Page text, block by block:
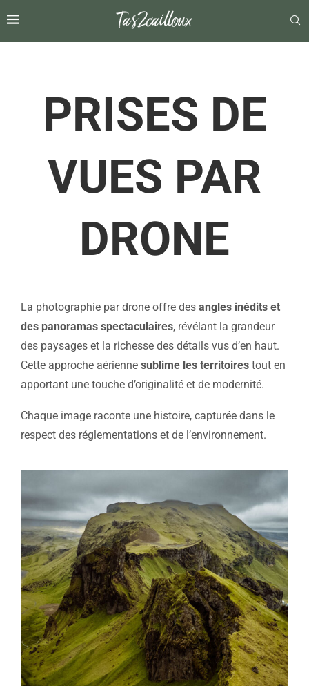
PRISES DE
VUES PAR
DRONE
La photographie par drone offre des angles inédits et
des panoramas spectaculaires, révélant la grandeur
des paysages et la richesse des détails vus d’en haut.
Cette approche aérienne sublime les territoires tout en
apportant une touche d’originalité et de modernité.
Chaque image raconte une histoire, capturée dans le
respect des réglementations et de l’environnement.